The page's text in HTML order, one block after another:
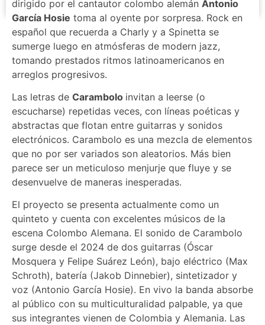
dirigido por el cantautor colombo alemán Antonio
García Hosie toma al oyente por sorpresa. Rock en
español que recuerda a Charly y a Spinetta se
sumerge luego en atmósferas de modern jazz,
tomando prestados ritmos latinoamericanos en
arreglos progresivos.
Las letras de Carambolo invitan a leerse (o
escucharse) repetidas veces, con líneas poéticas y
abstractas que flotan entre guitarras y sonidos
electrónicos. Carambolo es una mezcla de elementos
que no por ser variados son aleatorios. Más bien
parece ser un meticuloso menjurje que fluye y se
desenvuelve de maneras inesperadas.
El proyecto se presenta actualmente como un
quinteto y cuenta con excelentes músicos de la
escena Colombo Alemana. El sonido de Carambolo
surge desde el 2024 de dos guitarras (Óscar
Mosquera y Felipe Suárez León), bajo eléctrico (Max
Schroth), batería (Jakob Dinnebier), sintetizador y
voz (Antonio García Hosie). En vivo la banda absorbe
al público con su multiculturalidad palpable, ya que
sus integrantes vienen de Colombia y Alemania. Las